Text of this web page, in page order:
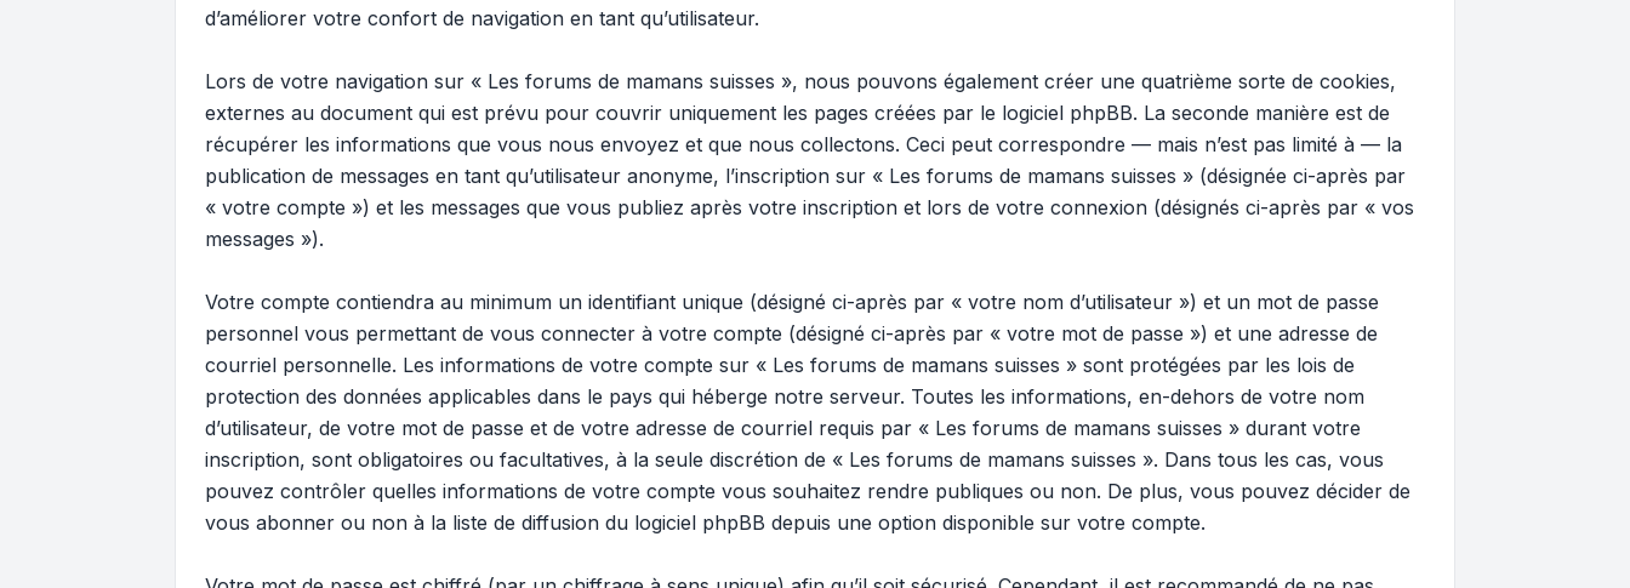
d’améliorer votre confort de navigation en tant qu’utilisateur.
Lors de votre navigation sur « Les forums de mamans suisses », nous pouvons également créer une quatrième sorte de cookies,
externes au document qui est prévu pour couvrir uniquement les pages créées par le logiciel phpBB. La seconde manière est de
récupérer les informations que vous nous envoyez et que nous collectons. Ceci peut correspondre — mais n’est pas limité à — la
publication de messages en tant qu’utilisateur anonyme, l’inscription sur « Les forums de mamans suisses » (désignée ci-après par
« votre compte ») et les messages que vous publiez après votre inscription et lors de votre connexion (désignés ci-après par « vos
messages »).
Votre compte contiendra au minimum un identifiant unique (désigné ci-après par « votre nom d’utilisateur ») et un mot de passe
personnel vous permettant de vous connecter à votre compte (désigné ci-après par « votre mot de passe ») et une adresse de
courriel personnelle. Les informations de votre compte sur « Les forums de mamans suisses » sont protégées par les lois de
protection des données applicables dans le pays qui héberge notre serveur. Toutes les informations, en-dehors de votre nom
d’utilisateur, de votre mot de passe et de votre adresse de courriel requis par « Les forums de mamans suisses » durant votre
inscription, sont obligatoires ou facultatives, à la seule discrétion de « Les forums de mamans suisses ». Dans tous les cas, vous
pouvez contrôler quelles informations de votre compte vous souhaitez rendre publiques ou non. De plus, vous pouvez décider de
vous abonner ou non à la liste de diffusion du logiciel phpBB depuis une option disponible sur votre compte.